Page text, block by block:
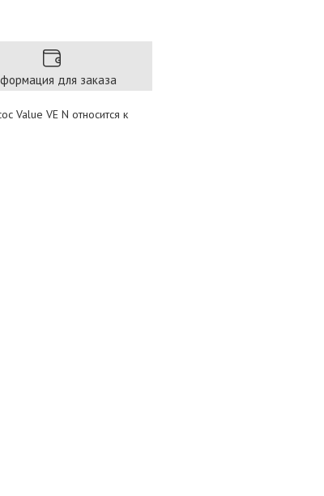
для заказа
Value VE N относится к